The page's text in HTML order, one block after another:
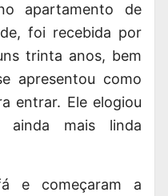
apartamento de
foi recebida por
trinta anos, bem
apresentou como
entrar. Ele elogiou
ainda mais linda
e começaram a